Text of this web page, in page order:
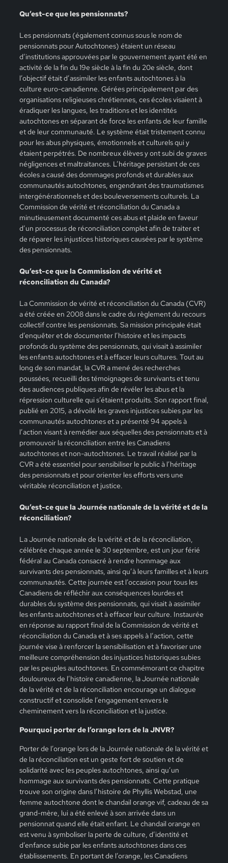
Qu’est-ce que les pensionnats?
Les pensionnats (également connus sous le nom de
pensionnats pour Autochtones) étaient un réseau
d’institutions approuvées par le gouvernement ayant été en
activité de la fin du 19e siècle à la fin du 20e siècle, dont
l’objectif était d’assimiler les enfants autochtones à la
culture euro-canadienne. Gérées principalement par des
organisations religieuses chrétiennes, ces écoles visaient à
éradiquer les langues, les traditions et les identités
autochtones en séparant de force les enfants de leur famille
et de leur communauté. Le système était tristement connu
pour les abus physiques, émotionnels et culturels qui y
étaient perpétrés. De nombreux élèves y ont subi de graves
négligences et maltraitances. L’héritage persistant de ces
écoles a causé des dommages profonds et durables aux
communautés autochtones, engendrant des traumatismes
intergénérationnels et des bouleversements culturels. La
Commission de vérité et réconciliation du Canada a
minutieusement documenté ces abus et plaide en faveur
d’un processus de réconciliation complet afin de traiter et
de réparer les injustices historiques causées par le système
des pensionnats.
Qu’est-ce que la Commission de vérité et
réconciliation du Canada?
La Commission de vérité et réconciliation du Canada (CVR)
a été créée en 2008 dans le cadre du règlement du recours
collectif contre les pensionnats. Sa mission principale était
d’enquêter et de documenter l’histoire et les impacts
profonds du système des pensionnats, qui visait à assimiler
les enfants autochtones et à effacer leurs cultures. Tout au
long de son mandat, la CVR a mené des recherches
poussées, recueilli des témoignages de survivants et tenu
des audiences publiques afin de révéler les abus et la
répression culturelle qui s’étaient produits. Son rapport final,
publié en 2015, a dévoilé les graves injustices subies par les
communautés autochtones et a présenté 94 appels à
l’action visant à remédier aux séquelles des pensionnats et à
promouvoir la réconciliation entre les Canadiens
autochtones et non-autochtones. Le travail réalisé par la
CVR a été essentiel pour sensibiliser le public à l’héritage
des pensionnats et pour orienter les efforts vers une
véritable réconciliation et justice.
Qu’est-ce que la Journée nationale de la vérité et de la
réconciliation?
La Journée nationale de la vérité et de la réconciliation,
célébrée chaque année le 30 septembre, est un jour férié
fédéral au Canada consacré à rendre hommage aux
survivants des pensionnats, ainsi qu’à leurs familles et à leurs
communautés. Cette journée est l’occasion pour tous les
Canadiens de réfléchir aux conséquences lourdes et
durables du système des pensionnats, qui visait à assimiler
les enfants autochtones et à effacer leur culture. Instaurée
en réponse au rapport final de la Commission de vérité et
réconciliation du Canada et à ses appels à l’action, cette
journée vise à renforcer la sensibilisation et à favoriser une
meilleure compréhension des injustices historiques subies
par les peuples autochtones. En commémorant ce chapitre
douloureux de l’histoire canadienne, la Journée nationale
de la vérité et de la réconciliation encourage un dialogue
constructif et consolide l’engagement envers le
cheminement vers la réconciliation et la justice.
Pourquoi porter de l’orange lors de la JNVR?
Porter de l’orange lors de la Journée nationale de la vérité et
de la réconciliation est un geste fort de soutien et de
solidarité avec les peuples autochtones, ainsi qu’un
hommage aux survivants des pensionnats. Cette pratique
trouve son origine dans l’histoire de Phyllis Webstad, une
femme autochtone dont le chandail orange vif, cadeau de sa
grand-mère, lui a été enlevé à son arrivée dans un
pensionnat quand elle était enfant. Le chandail orange en
est venu à symboliser la perte de culture, d’identité et
d’enfance subie par les enfants autochtones dans ces
établissements. En portant de l’orange, les Canadiens